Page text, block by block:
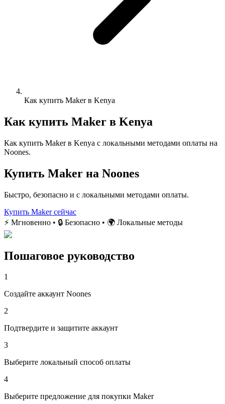
Как купить Maker в Kenya
Как купить Maker в Kenya
Как купить Maker в Kenya с локальными методами оплаты на
Noones.
Купить Maker на Noones
Быстро, безопасно и с локальными методами оплаты.
Купить Maker сейчас
⚡ Мгновенно • 🔒 Безопасно • 🌍 Локальные методы
Пошаговое руководство
1
Создайте аккаунт Noones
2
Подтвердите и защитите аккаунт
3
Выберите локальный способ оплаты
4
Выберите предложение для покупки Maker